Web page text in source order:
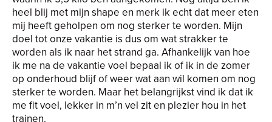
heel blij met mijn shape en merk ik echt dat meer eten
mij heeft geholpen om nog sterker te worden. Mijn
doel tot onze vakantie is dus om wat strakker te
worden als ik naar het strand ga. Afhankelijk van hoe
ik me na de vakantie voel bepaal ik of ik in de zomer
op onderhoud blijf of weer wat aan wil komen om nog
sterker te worden. Maar het belangrijkst vind ik dat ik
me fit voel, lekker in m’n vel zit en plezier hou in het
trainen.